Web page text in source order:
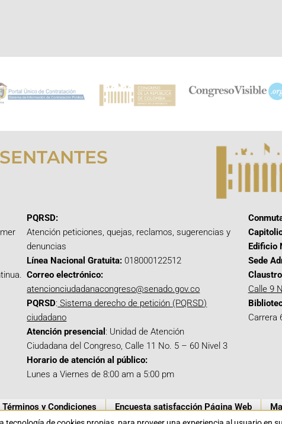
PQRSD:
Atención peticiones, quejas, reclamos, sugerencias y
denuncias
Línea Nacional Gratuita: 018000122512
Correo electrónico:
atencionciudadanacongreso@senado.gov.co
PQRSD: Sistema derecho de petición (PQRSD)
ciudadano
Atención presencial : Unidad de Atención
Ciudadana del Congreso, Calle 11 No. 5 – 60 Nivel 3
Horario de atención al público:
Lunes a Viernes de 8:00 am a 5:00 pm
Edificio
Sede
Calle 9
Carrera
Términos y Condiciones Encuesta satisfacción Página Web